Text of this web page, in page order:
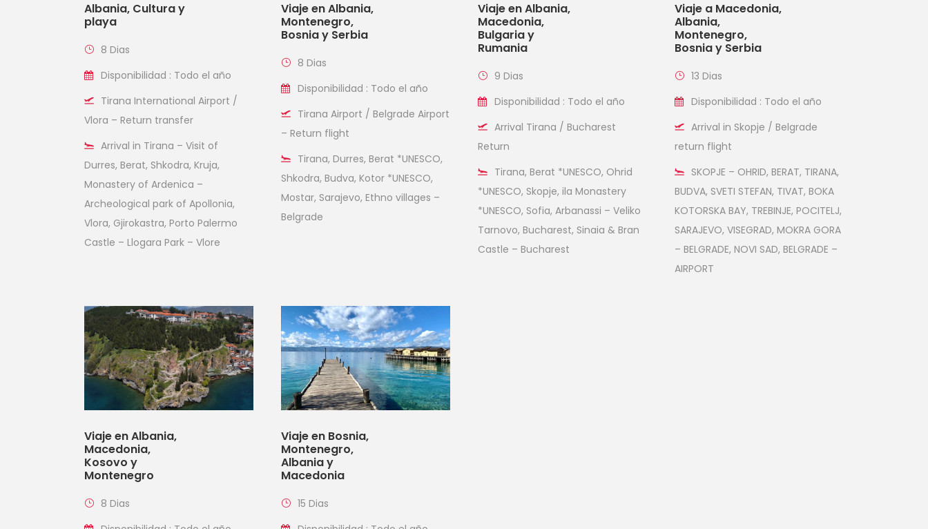
Albania, Cultura y
playa
8 Dias
Disponibilidad : Todo el año
Tirana International Airport /
Vlora – Return transfer
Arrival in Tirana – Visit of
Durres, Berat, Shkodra, Kruja,
Monastery of Ardenica –
Archeological park of Apollonia,
Vlora, Gjirokastra, Porto Palermo
Castle – Llogara Park – Vlore
Viaje en Albania,
Montenegro,
Bosnia y Serbia
8 Dias
Disponibilidad : Todo el año
Tirana Airport / Belgrade Airport
– Return flight
Tirana, Durres, Berat *UNESCO,
Shkodra, Budva, Kotor *UNESCO,
Mostar, Sarajevo, Ethno villages –
Belgrade
Viaje en Albania,
Macedonia,
Bulgaria y
Rumania
9 Dias
Disponibilidad : Todo el año
Arrival Tirana / Bucharest
Return
Tirana, Berat *UNESCO, Ohrid
*UNESCO, Skopje, ila Monastery
*UNESCO, Sofia, Arbanassi – Veliko
Tarnovo, Bucharest, Sinaia & Bran
Castle – Bucharest
Viaje a Macedonia,
Albania,
Montenegro,
Bosnia y Serbia
13 Dias
Disponibilidad : Todo el año
Arrival in Skopje / Belgrade
return flight
SKOPJE – OHRID, BERAT, TIRANA,
BUDVA, SVETI STEFAN, TIVAT, BOKA
KOTORSKA BAY, TREBINJE, POCITELJ,
SARAJEVO, VISEGRAD, MOKRA GORA
– BELGRADE, NOVI SAD, BELGRADE –
AIRPORT
Viaje en Albania,
Macedonia,
Kosovo y
Montenegro
8 Dias
Viaje en Bosnia,
Montenegro,
Albania y
Macedonia
15 Dias